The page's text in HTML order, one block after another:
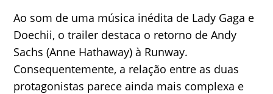
Ao som de uma música inédita de Lady Gaga e
Doechii, o trailer destaca o retorno de Andy
Sachs (Anne Hathaway) à Runway.
Consequentemente, a relação entre as duas
protagonistas parece ainda mais complexa e